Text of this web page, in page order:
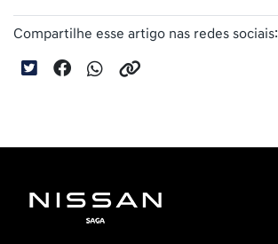
Compartilhe esse artigo nas redes sociais: